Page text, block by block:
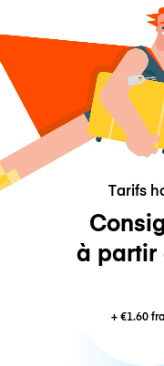
Tarifs
à partir
+€1.60